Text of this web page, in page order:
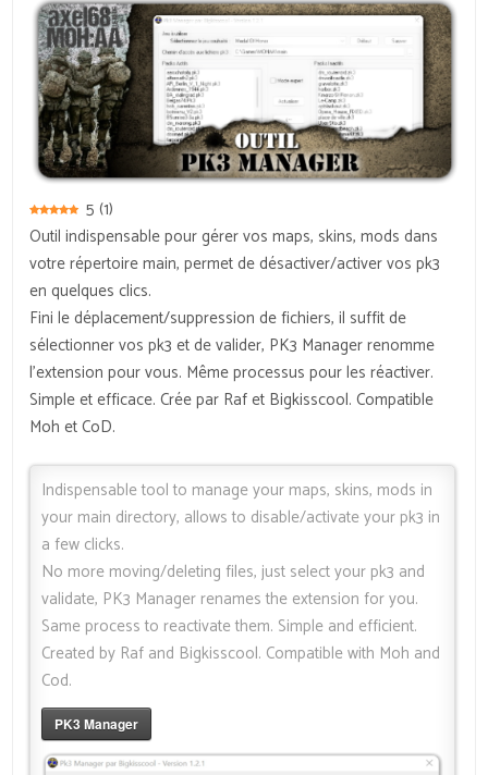
5 (1)
Outil indispensable pour gérer vos maps, skins, mods dans
votre répertoire main, permet de désactiver/activer vos pk3
en quelques clics.
Fini le déplacement/suppression de fichiers, il suffit de
sélectionner vos pk3 et de valider, PK3 Manager renomme
l’extension pour vous. Même processus pour les réactiver.
Simple et efficace. Crée par Raf et Bigkisscool. Compatible
Moh et CoD.
Indispensable tool to manage your maps, skins, mods in
your main directory, allows to disable/activate your pk3 in
a few clicks.
No more moving/deleting files, just select your pk3 and
validate, PK3 Manager renames the extension for you.
Same process to reactivate them. Simple and efficient.
Created by Raf and Bigkisscool. Compatible with Moh and
Cod.
PK3 Manager